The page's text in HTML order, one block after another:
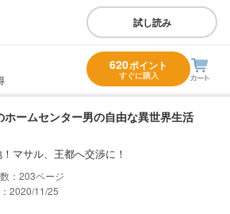
試し読み
620ポイント
すぐに購入
ホームセンター男の自由な異世界生活
マサル、王都へ交渉に！
203
2020/11/25